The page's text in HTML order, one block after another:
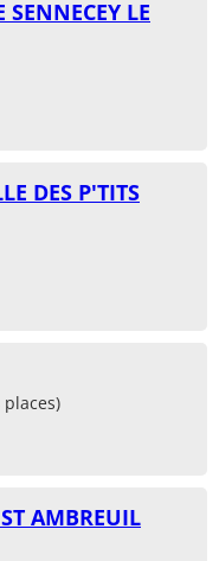
SENNECEY LE
DES P'TITS
AMBREUIL